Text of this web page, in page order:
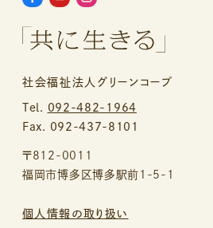
社会福祉法人グリーンコープ
Tel. 092-482-1964
Fax. 092-437-8101
〒812-0011
福岡市博多区博多駅前1-5-1
個人情報の取り扱い